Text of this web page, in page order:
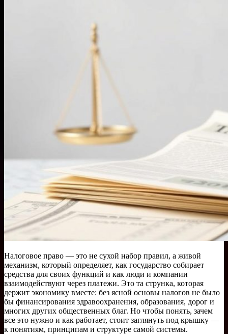
Налоговое право — это не сухой набор правил, а живой
механизм, который определяет, как государство собирает
средства для своих функций и как люди и компании
взаимодействуют через платежи. Это та струнка, которая
держит экономику вместе: без ясной основы налогов не было
бы финансирования здравоохранения, образования, дорог и
многих других общественных благ. Но чтобы понять, зачем
все это нужно и как работает, стоит заглянуть под крышку —
к понятиям, принципам и структуре самой системы.